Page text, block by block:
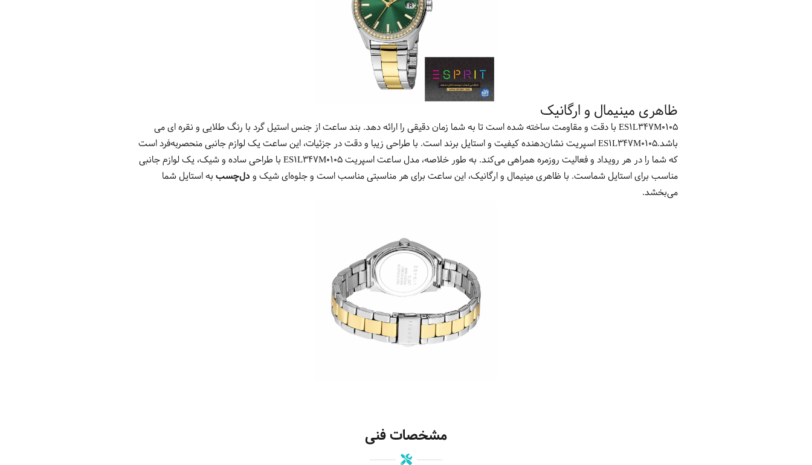
ظاهری مینیمال و ارگانیک
ES1L347M0105 با دقت و مقاومت ساخته شده است تا به شما زمان دقیقی را ارائه دهد. بند ساعت از جنس استیل گرد با رنگ طلایی و نقره ای می
باشد.ES1L347M0105 اسپریت نشان‌دهنده کیفیت و استایل برند است. با طراحی زیبا و دقت در جزئیات، این ساعت یک لوازم جانبی منحصربه‌فرد است
که شما را در هر رویداد و فعالیت روزمره همراهی می‌کند. به طور خلاصه، مدل ساعت اسپریت ES1L347M0105 با طراحی ساده و شیک، یک لوازم جانبی
مناسب برای استایل شماست. با ظاهری مینیمال و ارگانیک، این ساعت برای هر مناسبتی مناسب است و جلوه‌ای شیک و دل‌چسب به استایل شما
می‌بخشد.
مشخصات فنی